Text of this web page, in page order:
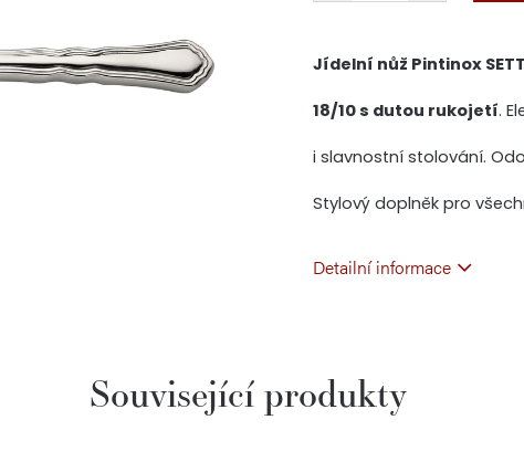
Jídelní nůž Pintinox
18/10 s dutou rukojetí.
i slavnostní stolování.
Stylový doplněk pro
Detailní informace
Související produkty